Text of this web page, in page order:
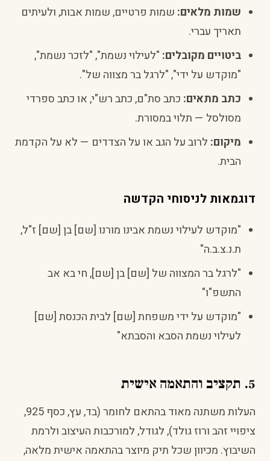
שמות מלאים: שמות פרטיים, שמות אבות, ולעיתים
תאריך עברי.
ביטויים מקובלים: "לעילוי נשמת", "לזכר נשמת",
"מוקדש על ידי", "לרגל בר מצווה של".
כתב מתאים: כתב סת"ם, כתב רש"י, או כתב ספרדי
מסולסל — תלוי במסורת.
מיקום: לרוב על הגב או על הצדדים — לא על הקדמת
הבית.
דוגמאות לניסוחי הקדשה
"מוקדש לעילוי נשמת אבינו מורנו [שם] בן [שם] ז"ל,
ת.נ.צ.ב.ה"
"לרגל בר המצווה של [שם] בן [שם], חי בא אב
התשפ"ו"
"מוקדש על ידי משפחת [שם] לבית הכנסת [שם]
לעילוי נשמת הסבא והסבתא"
5. תקציב והתאמה אישית
העלות משתנה מאוד בהתאם לחומר (בד, עץ, כסף 925,
ציפויי זהב ורוז גולד), לגודל, למורכבות העיצוב ולרמת
השיבוץ. מכיוון שכל תיק מיוצר בהתאמה אישית מלאה,